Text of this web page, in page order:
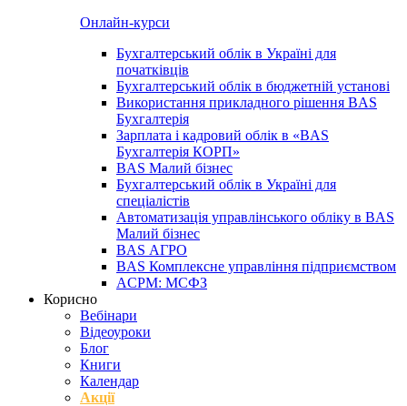
Онлайн-курси
Бухгалтерський облік в Україні для
початківців
Бухгалтерський облік в бюджетній установі
Використання прикладного рішення BAS
Бухгалтерія
Зарплата і кадровий облік в «BAS
Бухгалтерія КОРП»
BAS Малий бізнес
Бухгалтерський облік в Україні для
спеціалістів
Автоматизація управлінського обліку в BAS
Малий бізнес
BAS АГРО
BAS Комплексне управління підприємством
ACPM: МСФЗ
Корисно
Вебінари
Відеоуроки
Блог
Книги
Календар
Акції